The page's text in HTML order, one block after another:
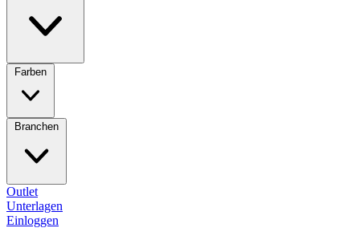
Farben
Branchen
Outlet
Unterlagen
Einloggen